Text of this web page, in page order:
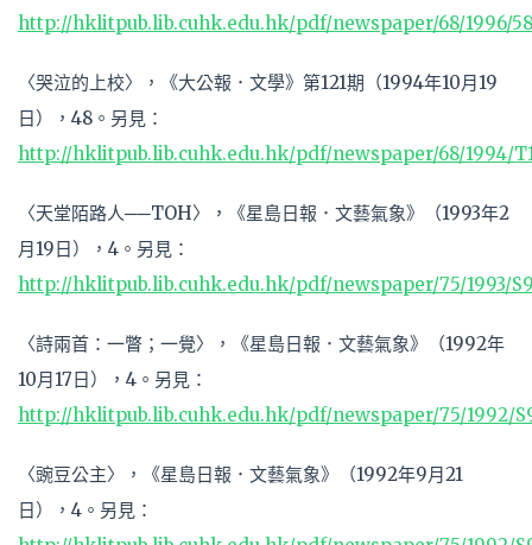
http://hklitpub.lib.cuhk.edu.hk/pdf/newspaper/68/1996/
〈哭泣的上校〉，《大公報．文學》第121期（1994年10月19
日），48。另見：
http://hklitpub.lib.cuhk.edu.hk/pdf/newspaper/68/1994/
〈天堂陌路人──TOH〉，《星島日報．文藝氣象》（1993年2
月19日），4。另見：
http://hklitpub.lib.cuhk.edu.hk/pdf/newspaper/75/1993/
〈詩兩首：一瞥；一覺〉，《星島日報．文藝氣象》（1992年
10月17日），4。另見：
http://hklitpub.lib.cuhk.edu.hk/pdf/newspaper/75/1992/
〈豌豆公主〉，《星島日報．文藝氣象》（1992年9月21
日），4。另見：